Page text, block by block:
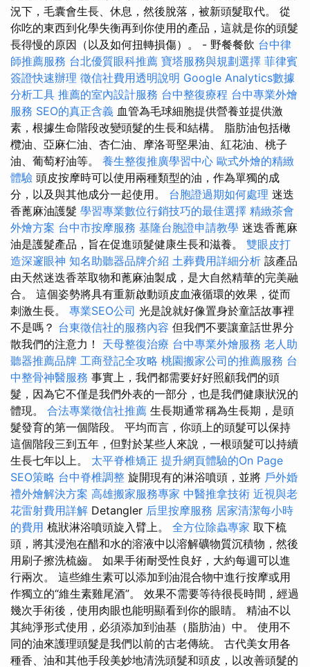
況下，毛囊會生長、休息，然後脫落，被新頭髮取代。 從
你吃的東西到化學失衡再到你使用的產品，這就是你的頭髮
長得慢的原因（以及如何扭轉損傷）。 - 野餐餐飲 台中律
師推薦服務 台北優質眼科推薦 寶塔服務與規劃選擇 菲律賓
簽證快速辦理 徵信社費用透明說明 Google Analytics數據
分析工具 推薦的室內設計服務 台中整復療程 台中專業外燴
服務 SEO的真正含義 血管為毛球細胞提供營養並提供激
素，根據生命階段改變頭髮的生長和結構。 脂肪油包括橄
欖油、亞麻仁油、杏仁油、摩洛哥堅果油、紅花油、桃子
油、葡萄籽油等。 養生整復推廣學習中心 歐式外燴的精緻
體驗 頭皮按摩時可以使用兩種類型的油，作為單獨的成
分，以及與其他成分一起使用。 台胞證過期如何處理 迷迭
香蓖麻油護髮 學習專業數位行銷技巧的最佳選擇 精緻茶會
外燴方案 台中市按摩服務 基隆台胞證申請教學 迷迭香蓖麻
油是護髮產品，旨在促進頭髮健康生長和滋養。 雙眼皮打
造深邃眼神 知名助聽器品牌介紹 土葬費用詳細分析 該產品
由天然迷迭香萃取物和蓖麻油製成，是大自然精華的完美融
合。 這個姿勢將具有重新啟動頭皮血液循環的效果，從而
刺激生長。 專業SEO公司 光是說就好像置身於童話故事裡
不是嗎？ 台東徵信社的服務內容 但我們不要讓童話世界分
散我們的注意力！ 天母整復治療 台中專業外燴服務 老人助
聽器推薦品牌 工商登記全攻略 桃園搬家公司的推薦服務 台
中整骨神醫服務 事實上，我們都需要好好照顧我們的頭
髮，因為它不僅是我們外表的一部分，也是我們健康狀況的
體現。 合法專業徵信社推薦 生長期通常稱為生長期，是頭
髮發育的第一個階段。 平均而言，你頭上的頭髮可以保持
這個階段三到五年，但對於某些人來說，一根頭髮可以持續
生長七年以上。 太平脊椎矯正 提升網頁體驗的On Page
SEO策略 台中脊椎調整 旋開現有的淋浴噴頭，並將 戶外婚
禮外燴解決方案 高雄搬家服務專家 中醫推拿技術 近視與老
花雷射費用詳解 Detangler 后里按摩服務 居家清潔每小時
的費用 梳狀淋浴噴頭旋入臂上。 全方位除蟲專家 取下梳
頭，將其浸泡在醋和水的溶液中以溶解礦物質沉積物，然後
用刷子擦洗梳齒。 如果手術耐受性良好，大約每週可以進
行兩次。 這些維生素可以添加到油混合物中進行按摩或用
作獨立的“維生素雞尾酒”。 效果不需要等待很長時間，經過
幾次手術後，使用肉眼也能明顯看到你的眼睛。 精油不以
其純淨形式使用，必須添加到油基（脂肪油）中。 使用不
同的油來護理頭髮是我們以前的古老傳統。 古代美女用各
種香、油和其他手段美妙地清洗頭髮和頭皮，以改善頭髮的